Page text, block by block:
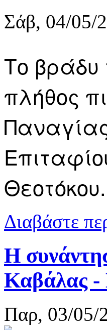
Σάβ, 04/05/
Το
πλήθος
Θεοτόκου.
Διαβάστε
Η
Καβάλας
Παρ, 03/05/